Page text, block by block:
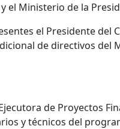
el Ministerio de la
el Presidente del
de directivos
de Proyectos
y técnicos del